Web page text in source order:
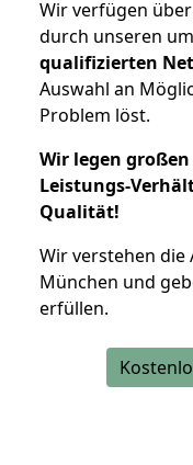
Wir verfügen
durch unseren
qualifizierten
Auswahl an
Problem löst.
Wir legen
Leistungs-
Qualität!
Wir verstehen die
München und
erfüllen.